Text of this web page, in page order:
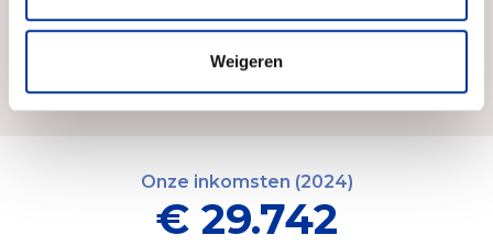
Weigeren
Zo komen wij aan ons geld
Onze inkomsten (2024)
€ 29.742